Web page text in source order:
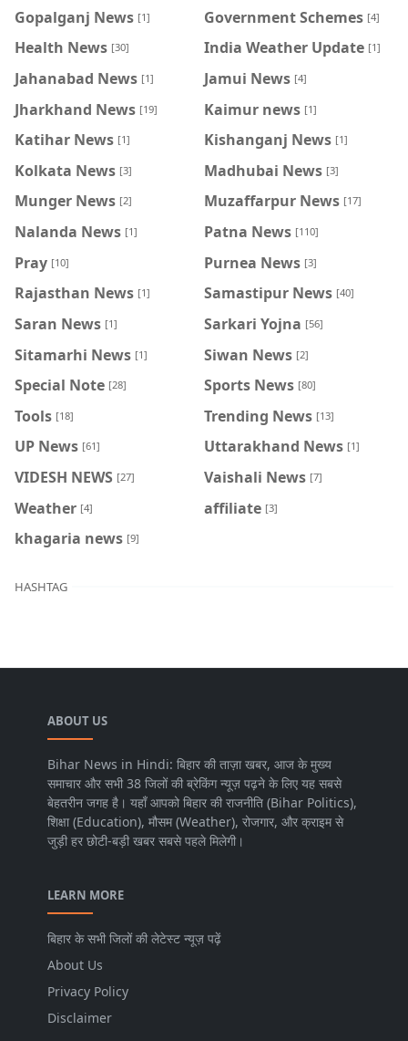
Gopalganj News [1] Government Schemes [4]
Health News [30] India Weather Update [1]
Jahanabad News [1] Jamui News [4]
Jharkhand News [19] Kaimur news [1]
Katihar News [1] Kishanganj News [1]
Kolkata News [3] Madhubai News [3]
Munger News [2] Muzaffarpur News [17]
Nalanda News [1] Patna News [110]
Pray [10] Purnea News [3]
Rajasthan News [1] Samastipur News [40]
Saran News [1] Sarkari Yojna [56]
Sitamarhi News [1] Siwan News [2]
Special Note [28] Sports News [80]
Tools [18] Trending News [13]
UP News [61] Uttarakhand News [1]
VIDESH NEWS [27] Vaishali News [7]
Weather [4] affiliate [3]
khagaria news [9]
HASHTAG
ABOUT US
Bihar News in Hindi: बिहार की ताज़ा खबर, आज के मुख्य
समाचार और सभी 38 जिलों की ब्रेकिंग न्यूज़ पढ़ने के लिए यह सबसे
बेहतरीन जगह है। यहाँ आपको बिहार की राजनीति (Bihar Politics),
शिक्षा (Education), मौसम (Weather), रोजगार, और क्राइम से
जुड़ी हर छोटी-बड़ी खबर सबसे पहले मिलेगी।
LEARN MORE
बिहार के सभी जिलों की लेटेस्ट न्यूज़ पढ़ें
About Us
Privacy Policy
Disclaimer